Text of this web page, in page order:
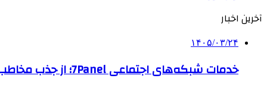
آخرین اخبار
۱۴۰۵/۰۳/۲۴
خدمات شبکه‌های اجتماعی 7Panel؛ از جذب مخاطب تا افزایش درآمد